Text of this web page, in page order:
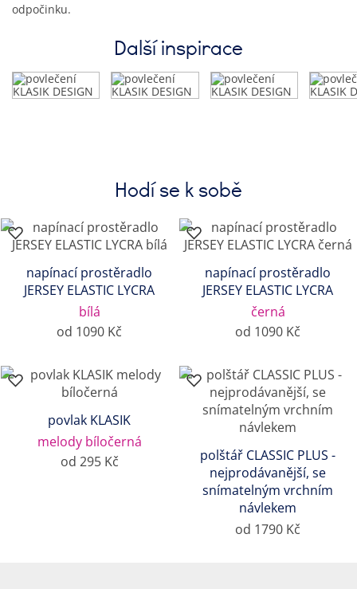
odpočinku.
Další inspirace
Hodí se k sobě
napínací prostěradlo
JERSEY ELASTIC LYCRA
bílá
od 1090 Kč
napínací prostěradlo
JERSEY ELASTIC LYCRA
černá
od 1090 Kč
povlak KLASIK
melody bíločerná
od 295 Kč
polštář CLASSIC PLUS -
nejprodávanější, se
snímatelným vrchním
návlekem
od 1790 Kč